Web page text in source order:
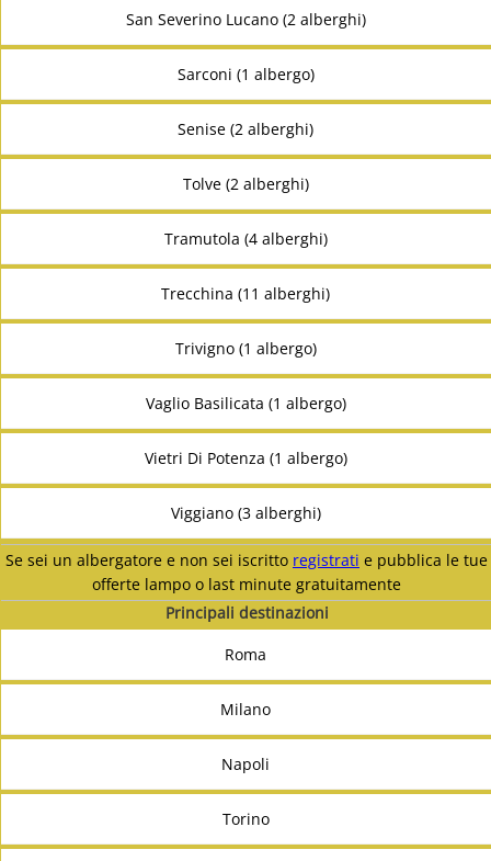
San Severino Lucano (2 alberghi)
Sarconi (1 albergo)
Senise (2 alberghi)
Tolve (2 alberghi)
Tramutola (4 alberghi)
Trecchina (11 alberghi)
Trivigno (1 albergo)
Vaglio Basilicata (1 albergo)
Vietri Di Potenza (1 albergo)
Viggiano (3 alberghi)
Se sei un albergatore e non sei iscritto registrati e pubblica le tue
offerte lampo o last minute gratuitamente
Principali destinazioni
Roma
Milano
Napoli
Torino